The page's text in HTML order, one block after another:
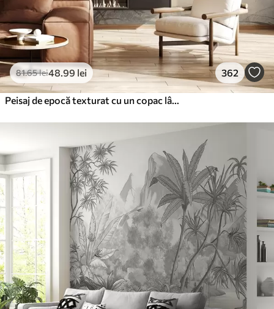
81.65lei48.99 lei 362
Peisaj de epocă texturat cu un copac lângă râu și un cer înnorat, arta naturii în tonuri sepia